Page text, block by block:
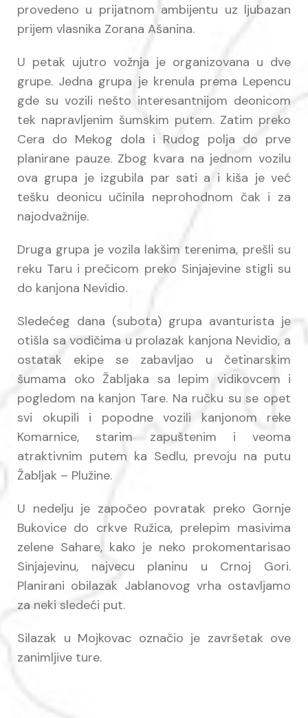
provedeno u prijatnom ambijentu uz ljubazan
prijem vlasnika Zorana Ašanina.
U petak ujutro vožnja je organizovana u dve
grupe. Jedna grupa je krenula prema Lepencu
gde su vozili nešto interesantnijom deonicom
tek napravljenim šumskim putem. Zatim preko
Cera do Mekog dola i Rudog polja do prve
planirane pauze. Zbog kvara na jednom vozilu
ova grupa je izgubila par sati a i kiša je već
tešku deonicu učinila neprohodnom čak i za
najodvažnije.
Druga grupa je vozila lakšim terenima, prešli su
reku Taru i prečicom preko Sinjajevine stigli su
do kanjona Nevidio.
Sledećeg dana (subota) grupa avanturista je
otišla sa vodičima u prolazak kanjona Nevidio, a
ostatak ekipe se zabavljao u četinarskim
šumama oko Žabljaka sa lepim vidikovcem i
pogledom na kanjon Tare. Na ručku su se opet
svi okupili i popodne vozili kanjonom reke
Komarnice, starim zapuštenim i veoma
atraktivnim putem ka Sedlu, prevoju na putu
Žabljak – Plužine.
U nedelju je započeo povratak preko Gornje
Bukovice do crkve Ružica, prelepim masivima
zelene Sahare, kako je neko prokomentarisao
Sinjajevinu, najvecu planinu u Crnoj Gori.
Planirani obilazak Jablanovog vrha ostavljamo
za neki sledeći put.
Silazak u Mojkovac označio je završetak ove
zanimljive ture.